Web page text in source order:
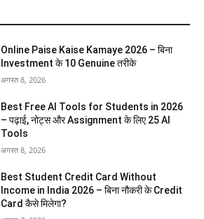
Online Paise Kaise Kamaye 2026 – बिना
Investment के 10 Genuine तरीके
अगस्त 8, 2026
Best Free AI Tools for Students in 2026
– पढ़ाई, नोट्स और Assignment के लिए 25 AI
Tools
अगस्त 8, 2026
Best Student Credit Card Without
Income in India 2026 – बिना नौकरी के Credit
Card कैसे मिलेगा?